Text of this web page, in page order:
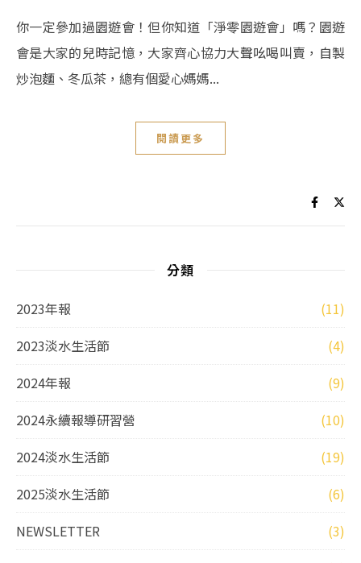
你一定參加過園遊會！但你知道「淨零園遊會」嗎？園遊
會是大家的兒時記憶，大家齊心協力大聲吆喝叫賣，自製
炒泡麵、冬瓜茶，總有個愛心媽媽...
閱讀更多
分類
2023年報
(11)
2023淡水生活節
(4)
2024年報
(9)
2024永續報導研習營
(10)
2024淡水生活節
(19)
2025淡水生活節
(6)
NEWSLETTER
(3)